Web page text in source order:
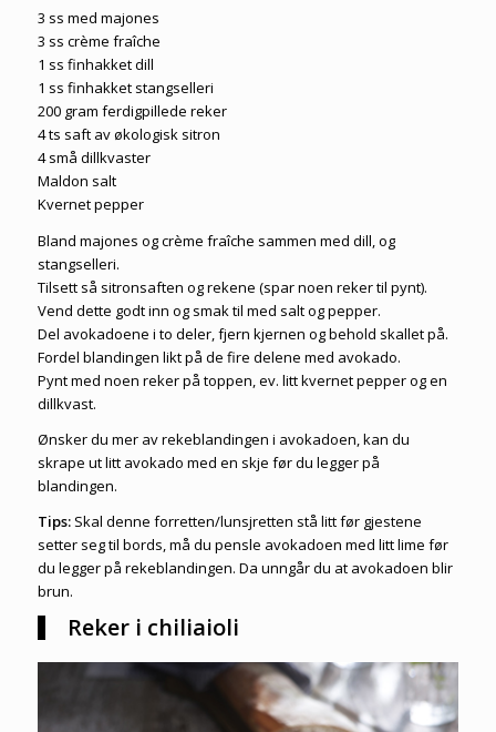
3 ss med majones
3 ss crème fraîche
1 ss finhakket dill
1 ss finhakket stangselleri
200 gram ferdigpillede reker
4 ts saft av økologisk sitron
4 små dillkvaster
Maldon salt
Kvernet pepper
Bland majones og crème fraîche sammen med dill, og
stangselleri.
Tilsett så sitronsaften og rekene (spar noen reker til pynt).
Vend dette godt inn og smak til med salt og pepper.
Del avokadoene i to deler, fjern kjernen og behold skallet på.
Fordel blandingen likt på de fire delene med avokado.
Pynt med noen reker på toppen, ev. litt kvernet pepper og en
dillkvast.
Ønsker du mer av rekeblandingen i avokadoen, kan du
skrape ut litt avokado med en skje før du legger på
blandingen.
Tips:Skal denne forretten/lunsjretten stå litt før gjestene
setter seg til bords, må du pensle avokadoen med litt lime før
du legger på rekeblandingen. Da unngår du at avokadoen blir
brun.
Reker i chiliaioli